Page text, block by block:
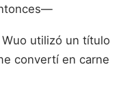
Wuo utilizó un título
convertí en carne